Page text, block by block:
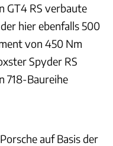
GT4 RS verbaute
hier ebenfalls 500
von 450 Nm
Spyder RS
718-Baureihe
auf Basis der